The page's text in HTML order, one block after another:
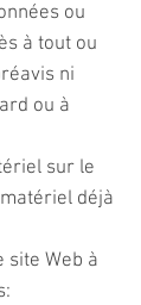
ou
à tout ou
ni
ou à
sur le
déjà
site Web à